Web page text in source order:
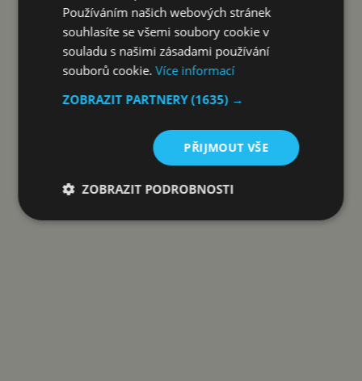
KOUPIT S KÓDEM ALZADNY40
Reklama
Používáním našich webových stránek
souhlasíte se všemi soubory cookie v
souladu s našimi zásadami používání
souborů cookie.Více informací
ZOBRAZIT PARTNERY(1635) →
PŘIJMOUT VŠE
ZOBRAZIT PODROBNOSTI